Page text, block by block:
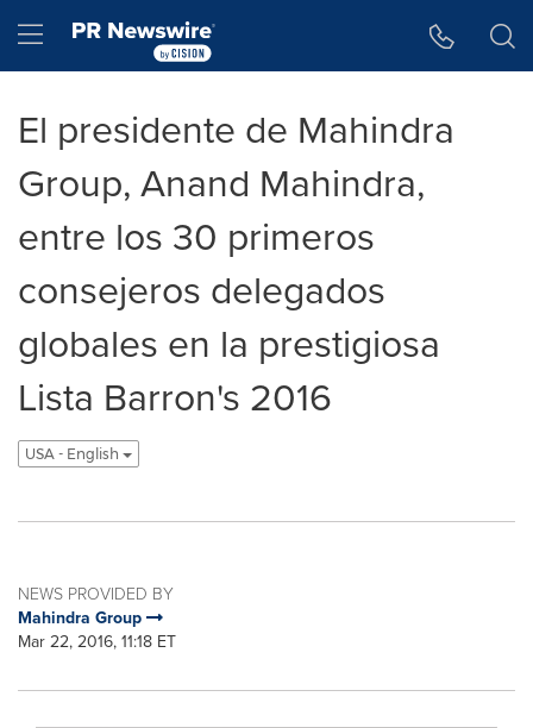
Hamburger menu
El presidente de Mahindra
Group, Anand Mahindra,
entre los 30 primeros
consejeros delegados
globales en la prestigiosa
Lista Barron's 2016
USA - English
NEWS PROVIDED BY
Mahindra Group
Mar 22, 2016, 11:18 ET